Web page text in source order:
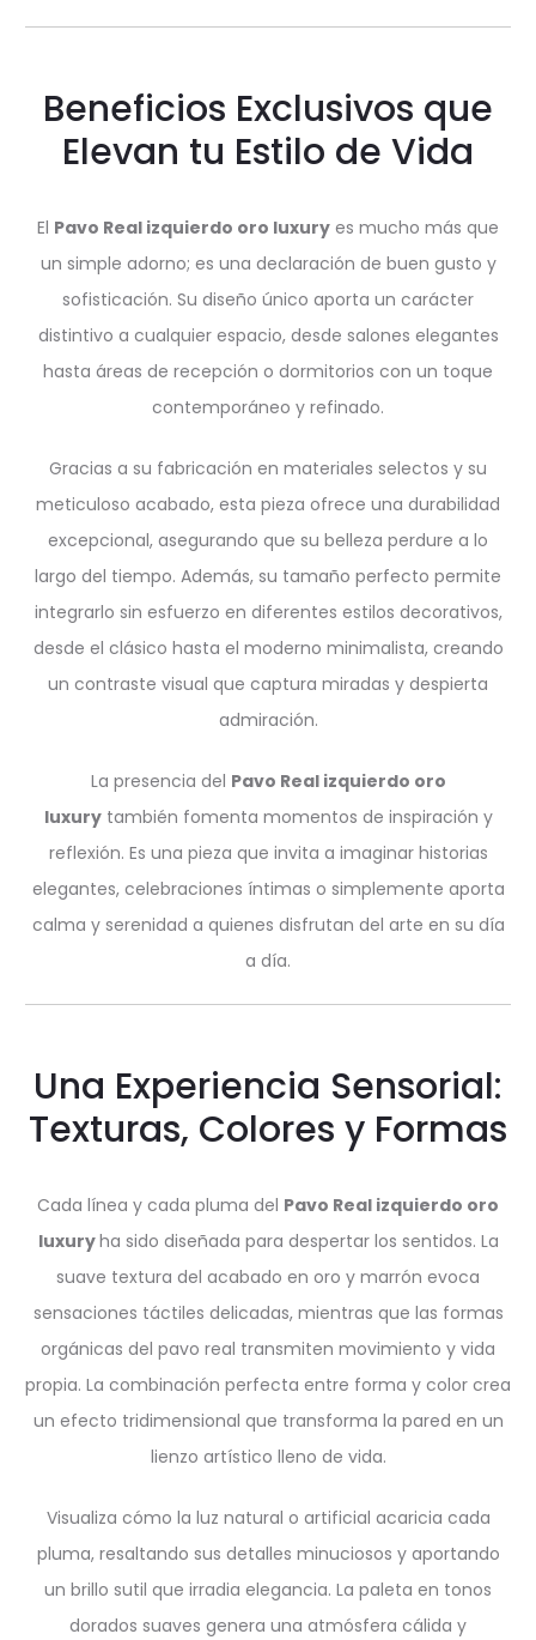
Beneficios Exclusivos que
Elevan tu Estilo de Vida
El Pavo Real izquierdo oro luxury es mucho más que
un simple adorno; es una declaración de buen gusto y
sofisticación. Su diseño único aporta un carácter
distintivo a cualquier espacio, desde salones elegantes
hasta áreas de recepción o dormitorios con un toque
contemporáneo y refinado.
Gracias a su fabricación en materiales selectos y su
meticuloso acabado, esta pieza ofrece una durabilidad
excepcional, asegurando que su belleza perdure a lo
largo del tiempo. Además, su tamaño perfecto permite
integrarlo sin esfuerzo en diferentes estilos decorativos,
desde el clásico hasta el moderno minimalista, creando
un contraste visual que captura miradas y despierta
admiración.
La presencia del Pavo Real izquierdo oro
luxurytambién fomenta momentos de inspiración y
reflexión. Es una pieza que invita a imaginar historias
elegantes, celebraciones íntimas o simplemente aporta
calma y serenidad a quienes disfrutan del arte en su día
a día.
Una Experiencia Sensorial:
Texturas, Colores y Formas
Cada línea y cada pluma del Pavo Real izquierdo oro
luxuryha sido diseñada para despertar los sentidos. La
suave textura del acabado en oro y marrón evoca
sensaciones táctiles delicadas, mientras que las formas
orgánicas del pavo real transmiten movimiento y vida
propia. La combinación perfecta entre forma y color crea
un efecto tridimensional que transforma la pared en un
lienzo artístico lleno de vida.
Visualiza cómo la luz natural o artificial acaricia cada
pluma, resaltando sus detalles minuciosos y aportando
un brillo sutil que irradia elegancia. La paleta en tonos
dorados suaves genera una atmósfera cálida y